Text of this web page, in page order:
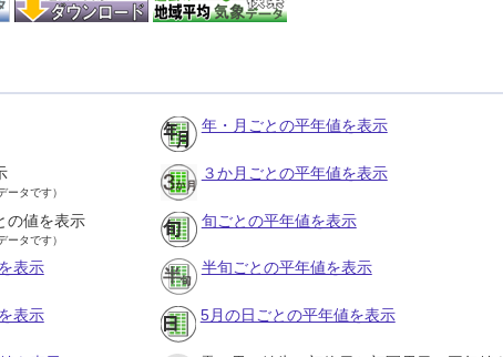
年・月ごとの平年値を表示
ータです）
３か月ごとの平年値を表示
の値を表示
ータです）
旬ごとの平年値を表示
表示 半旬ごとの平年値を表示
表示 5月の日ごとの平年値を表示